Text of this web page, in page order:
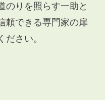
のりを照らす一助と
頼できる専門家の扉
ださい。